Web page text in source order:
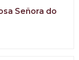
Señora do